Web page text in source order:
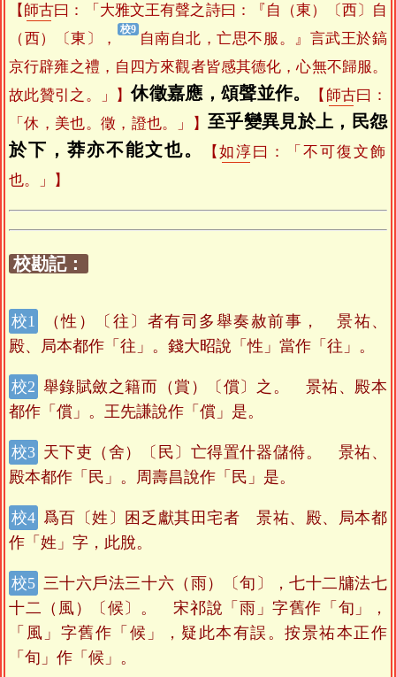
【 師古曰：「大雅文王有聲之詩曰：『自（東）〔西〕自
（西）〔東〕，
自南自北，亡思不服。』言武王於鎬
京行辟雍之禮，自四方來觀者皆感其德化，心無不歸服。
故此贊引之。」】休徵嘉應，頌聲並作。 【 師古曰：
「休，美也。徵，證也。」】至乎變異見於上，民怨
於下，莽亦不能文也。
【如淳曰：「不可復文飾
也。」】
校勘記：
（性）〔往〕者有司多舉奏赦前事， 景祐、
殿、局本都作「往」。錢大昭說「性」當作「往」。
舉錄賦斂之籍而（賞）〔償〕之。 景祐、殿本
都作「償」。王先謙說作「償」是。
天下吏（舍）〔民〕亡得置什器儲偫。 景祐、
殿本都作「民」。周壽昌說作「民」是。
爲百〔姓〕困乏獻其田宅者 景祐、殿、局本都
作「姓」字，此脫。
三十六戶法三十六（雨）〔旬〕，七十二牗法七
十二（風）〔候〕。 宋祁說「雨」字舊作「旬」，
「風」字舊作「候」，疑此本有誤。按景祐本正作
「旬」作「候」。